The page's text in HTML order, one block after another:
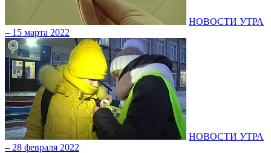
НОВОСТИ УТРА
– 15 марта 2022
НОВОСТИ УТРА
– 28 февраля 2022